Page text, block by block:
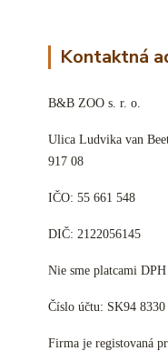
Kontaktná
B&B ZOO s. r. o.
Ulica Ludvika van
917 08
IČO: 55 661 548
DIČ: 2122056145
Nie sme platcami DPH
Číslo účtu: SK94
Firma je registovaná